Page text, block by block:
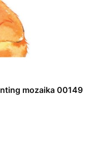
mozaika 00149